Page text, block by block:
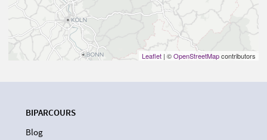
Leaflet | ©OpenStreetMapcontributors
BIPARCOURS
Blog